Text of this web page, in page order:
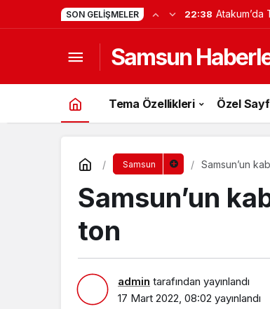
SON GELIŞMELER 22:38
Samsun
Tema Özellikleri Özel
Samsun Samsun’un
Samsun’un
ton
admin tarafından yayınlandı
17 Mart 2022, 08:02 yayınlandı